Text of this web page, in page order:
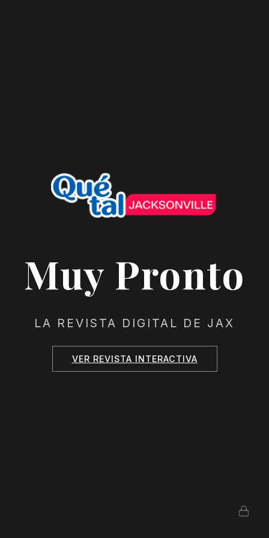
Muy Pronto
LA REVISTA DIGITAL DE JAX
VER REVISTA INTERACTIVA